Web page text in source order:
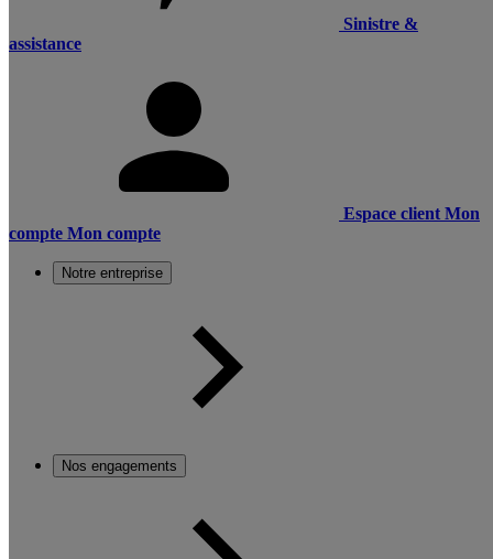
Sinistre &
assistance
Espace client Mon
compte Mon compte
Notre entreprise
Nos engagements